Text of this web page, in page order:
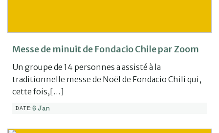
Messe de minuit de Fondacio Chile par Zoom
Un groupe de 14 personnes a assisté à la
traditionnelle messe de Noël de Fondacio Chili qui,
cette fois,[…]
DATE:6 Jan